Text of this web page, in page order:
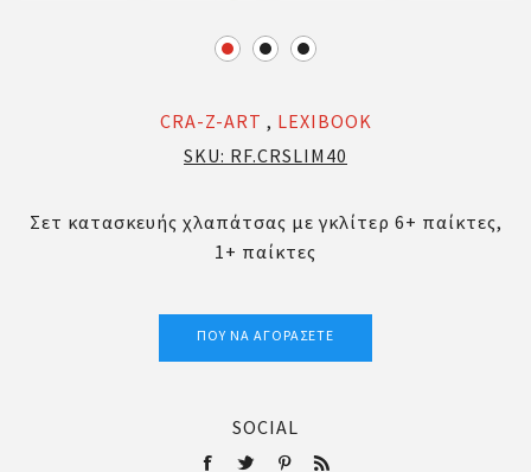
CRA-Z-ART , LEXIBOOK
SKU: RF.CRSLIM40
Σετ κατασκευής χλαπάτσας με γκλίτερ 6+ παίκτες,
1+ παίκτες
ΠΟΎ ΝΑ ΑΓΟΡΆΣΕΤΕ
SOCIAL